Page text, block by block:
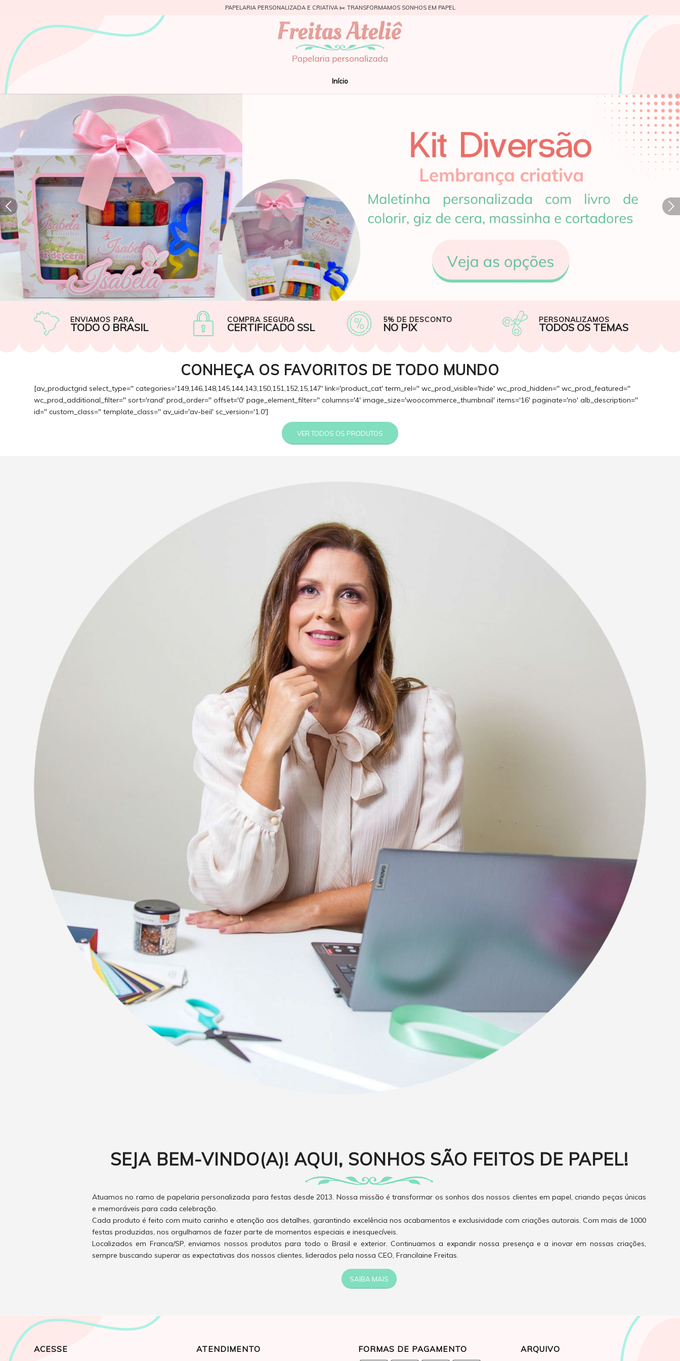
PAPELARIA PERSONALIZADA E CRIATIVA ✂️ TRANSFORMAMOS SONHOS EM PAPEL
Início
Próximo
ENVIAMOS PARA
TODO O BRASIL
COMPRA SEGURA
CERTIFICADO SSL
5% DE DESCONTO
NO PIX
PERSONALIZAMOS
TODOS OS TEMAS
CONHEÇA OS FAVORITOS DE TODO MUNDO
[av_productgrid select_type='' categories='149,146,148,145,144,143,150,151,152,15,147' link='product_cat' term_rel='' wc_prod_visible='hide' wc_prod_hidden='' wc_prod_featured=''
wc_prod_additional_filter='' sort='rand' prod_order='' offset='0' page_element_filter='' columns='4' image_size='woocommerce_thumbnail' items='16' paginate='no' alb_description=''
id='' custom_class='' template_class='' av_uid='av-beil' sc_version='1.0']
VER TODOS OS PRODUTOS
SEJA BEM-VINDO(A)! AQUI, SONHOS SÃO FEITOS DE PAPEL!
Atuamos no ramo de papelaria personalizada para festas desde 2013. Nossa missão é transformar os sonhos dos nossos clientes em papel, criando peças únicas
e memoráveis para cada celebração.
Cada produto é feito com muito carinho e atenção aos detalhes, garantindo excelência nos acabamentos e exclusividade com criações autorais. Com mais de 1000
festas produzidas, nos orgulhamos de fazer parte de momentos especiais e inesquecíveis.
Localizados em Franca/SP, enviamos nossos produtos para todo o Brasil e exterior. Continuamos a expandir nossa presença e a inovar em nossas criações,
sempre buscando superar as expectativas dos nossos clientes, liderados pela nossa CEO, Francilaine Freitas.
SAIBA MAIS
ACESSE ATENDIMENTO FORMAS DE PAGAMENTO ARQUIVO